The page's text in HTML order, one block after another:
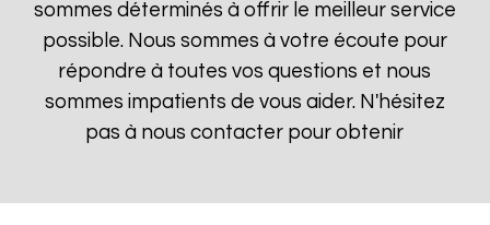
sommes déterminés à offrir le meilleur service
possible. Nous sommes à votre écoute pour
répondre à toutes vos questions et nous
sommes impatients de vous aider. N'hésitez
pas à nous contacter pour obtenir